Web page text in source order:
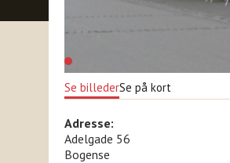
Se billederSe på kort
Adresse:
Adelgade 56
Bogense